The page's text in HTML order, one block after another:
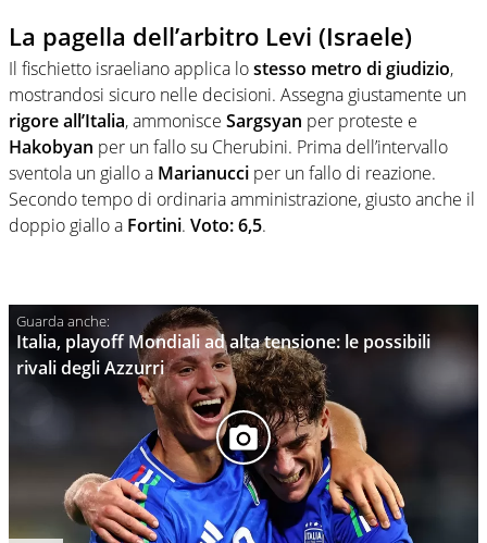
La pagella dell’arbitro Levi (Israele)
Il fischietto israeliano applica lostesso metro di giudizio,
mostrandosi sicuro nelle decisioni. Assegna giustamente un
rigore all’Italia, ammonisce Sargsyan per proteste e
Hakobyan per un fallo su Cherubini. Prima dell’intervallo
sventola un giallo a Marianucci per un fallo di reazione.
Secondo tempo di ordinaria amministrazione, giusto anche il
doppio giallo a Fortini. Voto: 6,5.
Italia, playoff Mondiali ad alta tensione: le possibili
rivali degli Azzurri